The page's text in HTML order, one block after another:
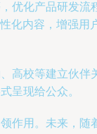
优化产品研发
内容，增强
高校等建立伙
呈现给公众。
用。未来，